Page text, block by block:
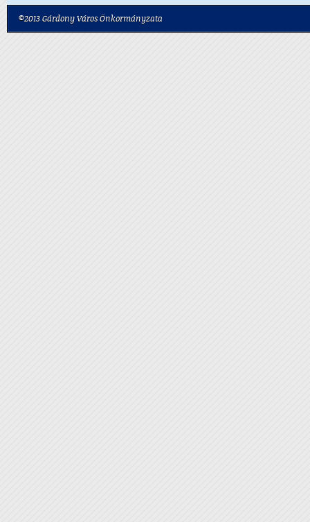
©2013 Gárdony Város Önkormányzata